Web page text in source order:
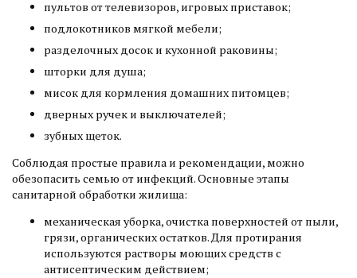
пультов от телевизоров, игровых приставок;
подлокотников мягкой мебели;
разделочных досок и кухонной раковины;
шторки для душа;
мисок для кормления домашних питомцев;
дверных ручек и выключателей;
зубных щеток.
Соблюдая простые правила и рекомендации, можно
обезопасить семью от инфекций. Основные этапы
санитарной обработки жилища:
механическая уборка, очистка поверхностей от пыли,
грязи, органических остатков. Для протирания
используются растворы моющих средств с
антисептическим действием;